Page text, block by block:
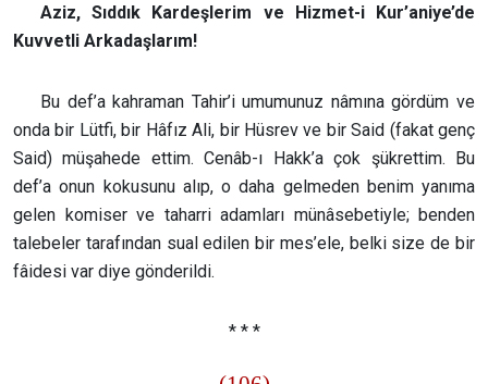
Aziz, Sıddık Kardeşlerim ve Hizmet-i Kur’aniye’de
Kuvvetli Arkadaşlarım!
Bu def’a kahraman Tahir’i umumunuz nâmına gördüm ve
onda bir Lütfi, bir Hâfız Ali, bir Hüsrev ve bir Said (fakat genç
Said) müşahede ettim. Cenâb-ı Hakk’a çok şükrettim. Bu
def’a onun kokusunu alıp, o daha gelmeden benim yanıma
gelen komiser ve taharri adamları münâsebetiyle; benden
talebeler tarafından sual edilen bir mes’ele, belki size de bir
fâidesi var diye gönderildi.
* * *